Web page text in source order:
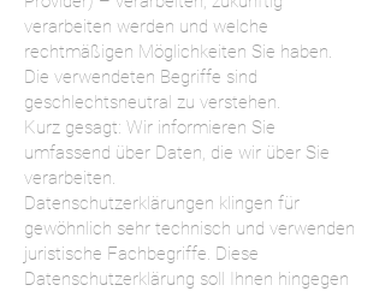
verarbeiten werden und welche
rechtmäßigen Möglichkeiten Sie haben.
Die verwendeten Begriffe sind
geschlechtsneutral zu verstehen.
Kurz gesagt: Wir informieren Sie
umfassend über Daten, die wir über Sie
verarbeiten.
Datenschutzerklärungen klingen für
gewöhnlich sehr technisch und verwenden
juristische Fachbegriffe. Diese
Datenschutzerklärung soll Ihnen hingegen